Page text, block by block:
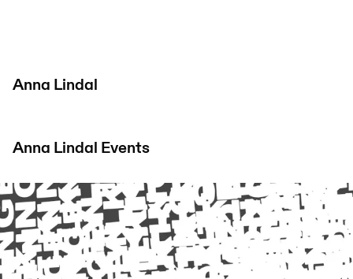
Anna Lindal
Anna Lindal Events